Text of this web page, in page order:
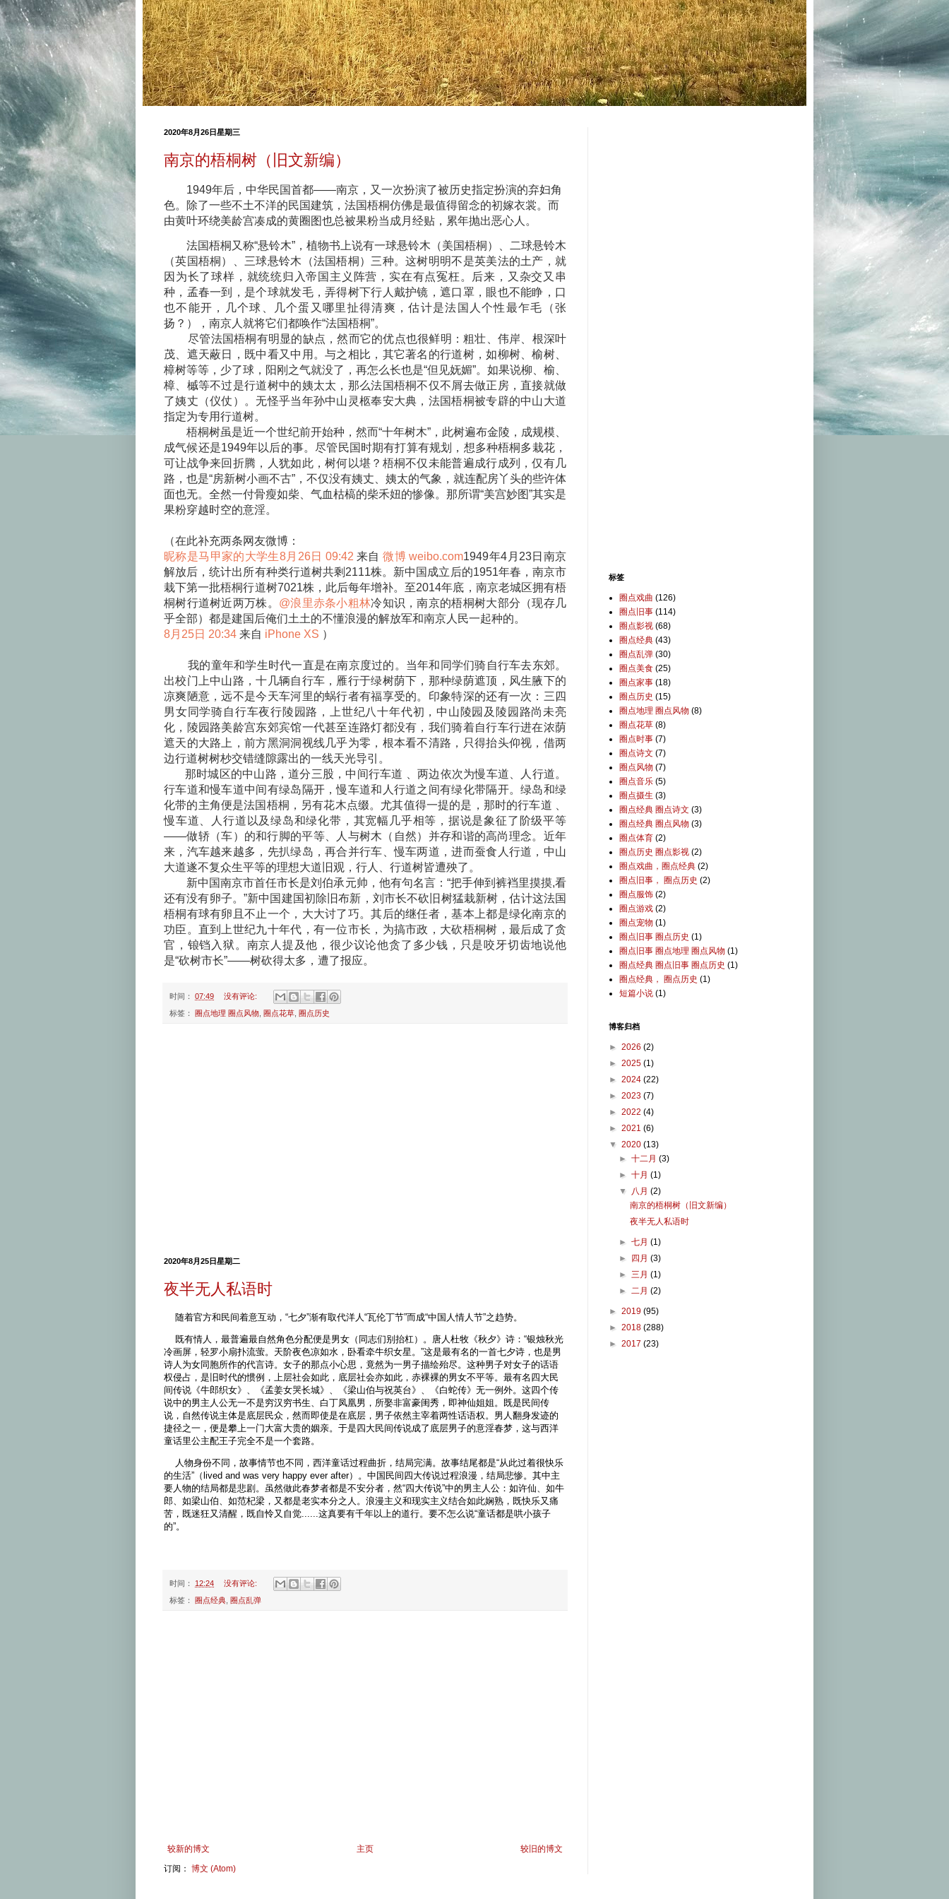
2020年8月26日星期三
南京的梧桐树（旧文新编）
1949年后，中华民国首都——南京，又一次扮演了被历史指定扮演的弃妇角
色。除了一些不土不洋的民国建筑，法国梧桐仿佛是最值得留念的初嫁衣裳。而
由黄叶环绕美龄宫凑成的黄圈图也总被果粉当成月经贴，累年抛出恶心人。
法国梧桐又称“悬铃木”，植物书上说有一球悬铃木（美国梧桐）、二球悬铃木
（英国梧桐）、三球悬铃木（法国梧桐）三种。这树明明不是英美法的土产，就
因为长了球样，就统统归入帝国主义阵营，实在有点冤枉。后来，又杂交又串
种，孟春一到，是个球就发毛，弄得树下行人戴护镜，遮口罩，眼也不能睁，口
也不能开，几个球、几个蛋又哪里扯得清爽，估计是法国人个性最乍毛（张
扬？），南京人就将它们都唤作“法国梧桐”。
尽管法国梧桐有明显的缺点，然而它的优点也很鲜明：粗壮、伟岸、根深叶
茂、遮天蔽日，既中看又中用。与之相比，其它著名的行道树，如柳树、榆树、
樟树等等，少了球，阳刚之气就没了，再怎么长也是“但见妩媚”。如果说柳、榆、
樟、槭等不过是行道树中的姨太太，那么法国梧桐不仅不屑去做正房，直接就做
了姨丈（仪仗）。无怪乎当年孙中山灵柩奉安大典，法国梧桐被专辟的中山大道
指定为专用行道树。
梧桐树虽是近一个世纪前开始种，然而“十年树木”，此树遍布金陵，成规模、
成气候还是1949年以后的事。尽管民国时期有打算有规划，想多种梧桐多栽花，
可让战争来回折腾，人犹如此，树何以堪？梧桐不仅未能普遍成行成列，仅有几
路，也是“房新树小画不古”，不仅没有姨丈、姨太的气象，就连配房丫头的些许体
面也无。全然一付骨瘦如柴、气血枯槁的柴禾妞的惨像。那所谓“美宫妙图”其实是
果粉穿越时空的意淫。
（在此补充两条网友微博：
昵称是马甲家的大学生8月26日 09:42 来自微博 weibo.com1949年4月23日南京
解放后，统计出所有种类行道树共剩2111株。新中国成立后的1951年春，南京市
栽下第一批梧桐行道树7021株，此后每年增补。至2014年底，南京老城区拥有梧
桐树行道树近两万株。 @浪里赤条小粗林冷知识，南京的梧桐树大部分（现存几
乎全部）都是建国后俺们土土的不懂浪漫的解放军和南京人民一起种的。 ​​​​
8月25日 20:34 来自 iPhone XS ）
我的童年和学生时代一直是在南京度过的。当年和同学们骑自行车去东郊。
出校门上中山路，十几辆自行车，雁行于绿树荫下，那种绿荫遮顶，风生腋下的
凉爽陋意，远不是今天车河里的蜗行者有福享受的。印象特深的还有一次：三四
男女同学骑自行车夜行陵园路，上世纪八十年代初，中山陵园及陵园路尚未亮
化，陵园路美龄宫东郊宾馆一代甚至连路灯都没有，我们骑着自行车行进在浓荫
遮天的大路上，前方黑洞洞视线几乎为零，根本看不清路，只得抬头仰视，借两
边行道树树杪交错缝隙露出的一线天光导引。
那时城区的中山路，道分三股，中间行车道 、两边依次为慢车道、人行道。
行车道和慢车道中间有绿岛隔开，慢车道和人行道之间有绿化带隔开。绿岛和绿
化带的主角便是法国梧桐，另有花木点缀。尤其值得一提的是，那时的行车道 、
慢车道、人行道以及绿岛和绿化带，其宽幅几乎相等，据说是象征了阶级平等
——做轿（车）的和行脚的平等、人与树木（自然）并存和谐的高尚理念。近年
来，汽车越来越多，先扒绿岛，再合并行车、慢车两道，进而蚕食人行道，中山
大道遂不复众生平等的理想大道旧观，行人、行道树皆遭殃了。
新中国南京市首任市长是刘伯承元帅，他有句名言：“把手伸到裤裆里摸摸,看
还有没有卵子。”新中国建国初除旧布新，刘市长不砍旧树猛栽新树，估计这法国
梧桐有球有卵且不止一个，大大讨了巧。其后的继任者，基本上都是绿化南京的
功臣。直到上世纪九十年代，有一位市长，为搞市政，大砍梧桐树，最后成了贪
官，锒铛入狱。南京人提及他，很少议论他贪了多少钱，只是咬牙切齿地说他
是“砍树市长”——树砍得太多，遭了报应。
时间： 07:49 没有评论:
标签： 圈点地理 圈点风物 圈点花草 圈点历史
2020年8月25日星期二
夜半无人私语时
随着官方和民间着意互动，“七夕”渐有取代洋人“瓦伦丁节”而成“中国人情人节”之趋势。
既有情人，最普遍最自然角色分配便是男女（同志们别抬杠）。唐人杜牧《秋夕》诗：“银烛秋光
冷画屏，轻罗小扇扑流萤。天阶夜色凉如水，卧看牵牛织女星。”这是最有名的一首七夕诗，也是男
诗人为女同胞所作的代言诗。女子的那点小心思，竟然为一男子描绘殆尽。这种男子对女子的话语
权侵占，是旧时代的惯例，上层社会如此，底层社会亦如此，赤裸裸的男女不平等。最有名四大民
间传说《牛郎织女》、《孟姜女哭长城》、《梁山伯与祝英台》、《白蛇传》无一例外。这四个传
说中的男主人公无一不是穷汉穷书生、白丁凤凰男，所娶非富豪闺秀，即神仙姐姐。既是民间传
说，自然传说主体是底层民众，然而即使是在底层，男子依然主宰着两性话语权。男人翻身发迹的
捷径之一，便是攀上一门大富大贵的姻亲。于是四大民间传说成了底层男子的意淫春梦，这与西洋
童话里公主配王子完全不是一个套路。
人物身份不同，故事情节也不同，西洋童话过程曲折，结局完满。故事结尾都是“从此过着很快乐
的生活”（lived and was very happy ever after）。中国民间四大传说过程浪漫，结局悲惨。其中主
要人物的结局都是悲剧。虽然做此春梦者都是不安分者，然“四大传说”中的男主人公：如许仙、如牛
郎、如梁山伯、如范杞梁，又都是老实本分之人。浪漫主义和现实主义结合如此娴熟，既快乐又痛
苦，既迷狂又清醒，既自怜又自觉......这真要有千年以上的道行。要不怎么说“童话都是哄小孩子
的”。
时间： 12:24 没有评论:
标签： 圈点经典 圈点乱弹
较新的博文 较旧的博文
主页
订阅： 博文 (Atom)
标签
圈点戏曲 (126)
圈点旧事 (114)
圈点影视 (68)
圈点经典 (43)
圈点乱弹 (30)
圈点美食 (25)
圈点家事 (18)
圈点历史 (15)
圈点地理 圈点风物 (8)
圈点花草 (8)
圈点时事 (7)
圈点诗文 (7)
圈点风物 (7)
圈点音乐 (5)
圈点摄生 (3)
圈点经典 圈点诗文 (3)
圈点经典 圈点风物 (3)
圈点体育 (2)
圈点历史 圈点影视 (2)
圈点戏曲，圈点经典 (2)
圈点旧事， 圈点历史 (2)
圈点服饰 (2)
圈点游戏 (2)
圈点宠物 (1)
圈点旧事 圈点历史 (1)
圈点旧事 圈点地理 圈点风物 (1)
圈点经典 圈点旧事 圈点历史 (1)
圈点经典， 圈点历史 (1)
短篇小说 (1)
博客归档
► 2026 (2)
► 2025 (1)
► 2024 (22)
► 2023 (7)
► 2022 (4)
► 2021 (6)
▼ 2020 (13)
►十二月(3)
►十月(1)
▼ 八月(2)
南京的梧桐树（旧文新编）
夜半无人私语时
►七月(1)
►
四月(3)
►三月(1)
►二月(2)
► 2019 (95)
► 2018 (288)
► 2017 (23)